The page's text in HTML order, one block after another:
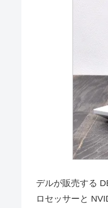
デルが販売する
ロセッサーと